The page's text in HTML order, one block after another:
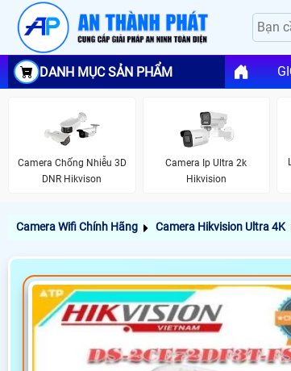
DANH MỤC SẢN PHẨM
Camera Chống Nhiễu 3D
DNR Hikvison
Camera Ip Ultra 2k
Hikvision
Camera Wifi Chính Hãng Camera Hikvision Ultra 4K